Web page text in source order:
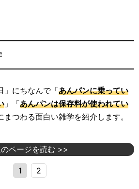
」にちなんで「あんパンに乗ってい
」「あんパンは保存料が使われてい
まつわる面白い雑学を紹介します。
ページを読む >>
1 2